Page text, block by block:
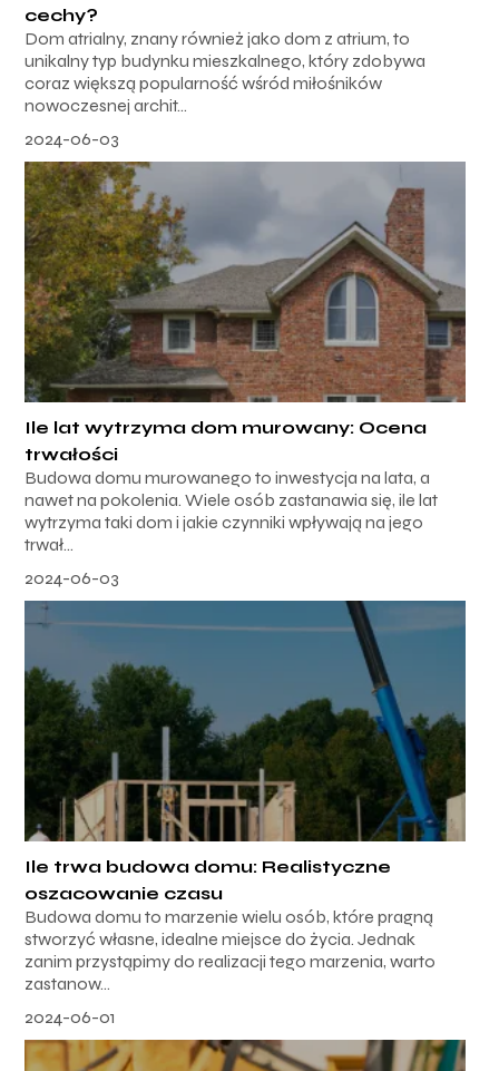
cechy?
Dom atrialny, znany również jako dom z atrium, to
unikalny typ budynku mieszkalnego, który zdobywa
coraz większą popularność wśród miłośników
nowoczesnej archit...
2024-06-03
Ile lat wytrzyma dom murowany: Ocena
trwałości
Budowa domu murowanego to inwestycja na lata, a
nawet na pokolenia. Wiele osób zastanawia się, ile lat
wytrzyma taki dom i jakie czynniki wpływają na jego
trwał...
2024-06-03
Ile trwa budowa domu: Realistyczne
oszacowanie czasu
Budowa domu to marzenie wielu osób, które pragną
stworzyć własne, idealne miejsce do życia. Jednak
zanim przystąpimy do realizacji tego marzenia, warto
zastanow...
2024-06-01